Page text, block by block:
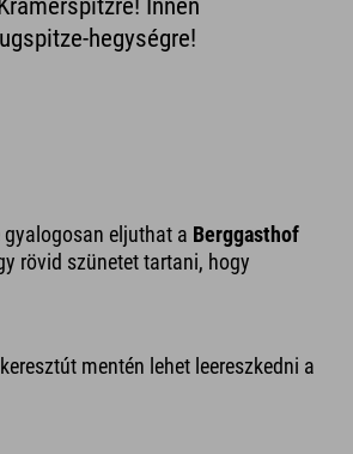
Innen
hegységre!
eljuthat a Berggasthof
rövid szünetet tartani, hogy
mentén lehet leereszkedni a